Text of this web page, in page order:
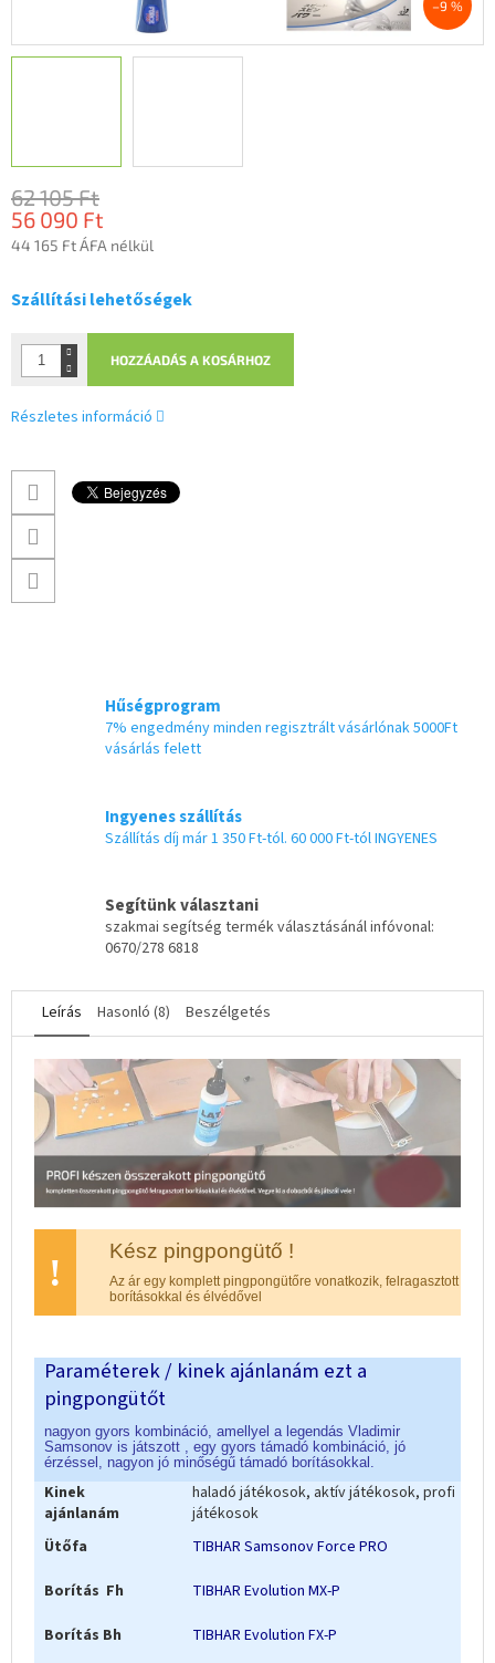
–9 %
62 105 Ft
56 090 Ft
44 165 Ft ÁFA nélkül
Szállítási lehetőségek
HOZZÁADÁS A KOSÁRHOZ
Részletes információ
Hűségprogram
7% engedmény minden regisztrált vásárlónak 5000Ft
vásárlás felett
Ingyenes szállítás
Szállítás díj már 1 350 Ft-tól. 60 000 Ft-tól INGYENES
Segítünk választani
szakmai segítség termék választásánál infóvonal:
0670/278 6818
Leírás Hasonló (8) Beszélgetés
!
Kész pingpongütő !
Az ár egy komplett pingpongütőre vonatkozik, felragasztott
borításokkal és élvédővel
Paraméterek / kinek ajánlanám ezt a
pingpongütőt
nagyon gyors kombináció, amellyel a legendás Vladimir
Samsonov is játszott , egy gyors támadó kombináció, jó
érzéssel, nagyon jó minőségű támadó borításokkal.
Kinek
ajánlanám
haladó játékosok, aktív játékosok, profi
játékosok
Ütőfa
TIBHAR Samsonov Force PRO
Borítás Fh
TIBHAR Evolution MX-P
Borítás Bh
TIBHAR Evolution FX-P